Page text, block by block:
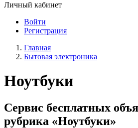
Личный кабинет
Войти
Регистрация
Главная
Бытовая электроника
Ноутбуки
Сервис бесплатных
рубрика «Ноутбуки»